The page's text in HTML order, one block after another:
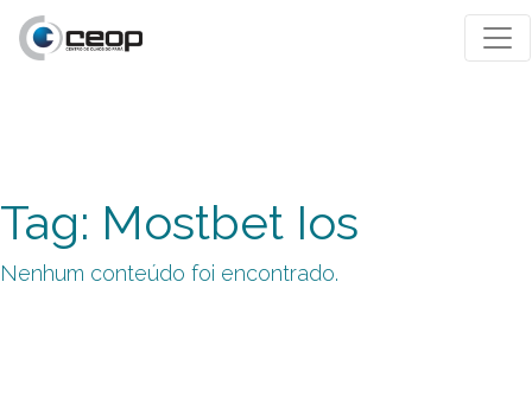
Tag: Mostbet Ios
Nenhum conteúdo foi encontrado.